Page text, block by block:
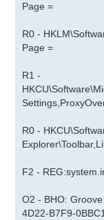
Page =
R0 -
Page =
R1 -
R0 -
F2 -
O2 - BHO:
4D22-B7F9-